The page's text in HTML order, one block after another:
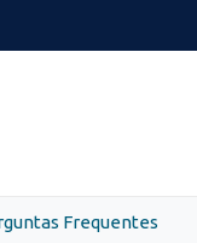
Frequentes